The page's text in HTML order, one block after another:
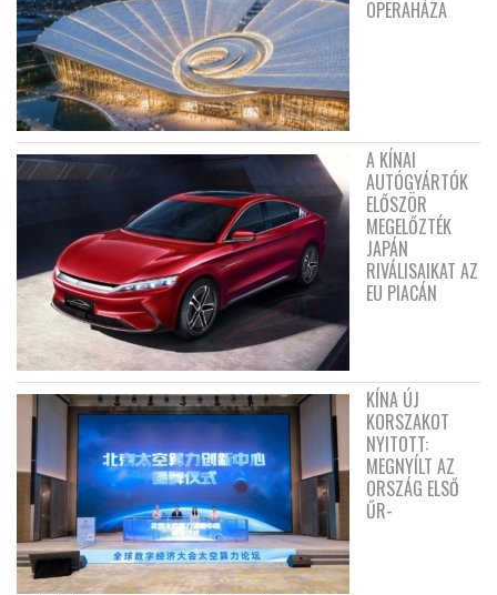
OPERAHÁZA
A KÍNAI
AUTÓGYÁRTÓK
ELŐSZÖR
MEGELŐZTÉK
JAPÁN
RIVÁLISAIKAT AZ
EU PIACÁN
KÍNA ÚJ
KORSZAKOT
NYITOTT:
MEGNYÍLT AZ
ORSZÁG ELSŐ
ŰR-